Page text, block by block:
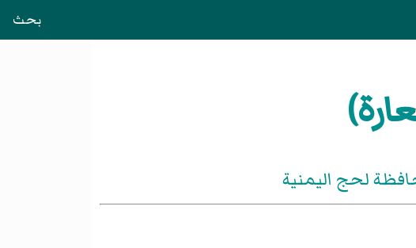
بحث
لحج اليمنية